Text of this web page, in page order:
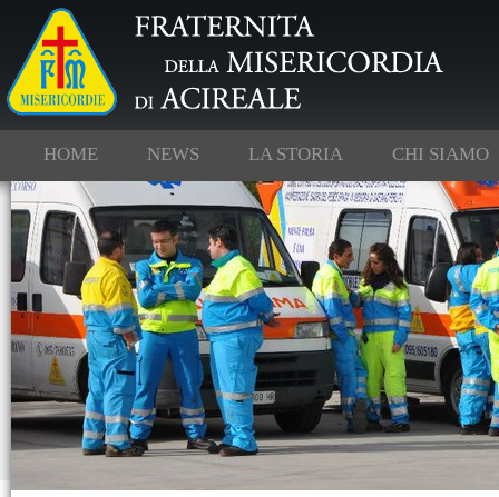
HOME NEWS LA STORIA CHI SIAMO